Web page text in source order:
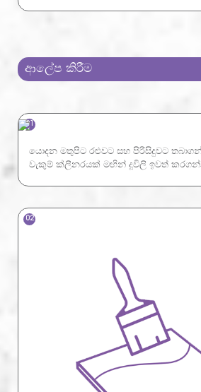
ආලේප කිරීම
01
යොදන මතුපිට රළුවට සහ පිරිසිදුවට
වැකුම් ක්ලීනරයක් මඟින් දූවිලි ඉවත්
02